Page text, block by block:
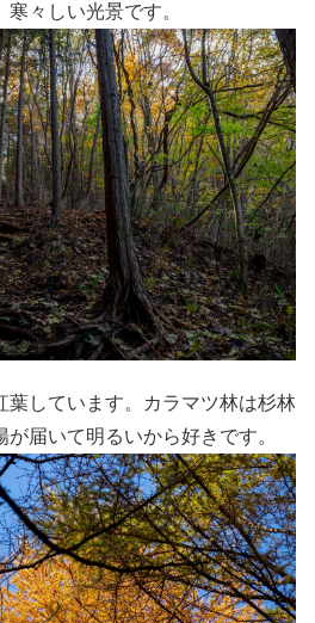
々しい光景です。
葉しています。カラマツ林は杉林
届いて明るいから好きです。